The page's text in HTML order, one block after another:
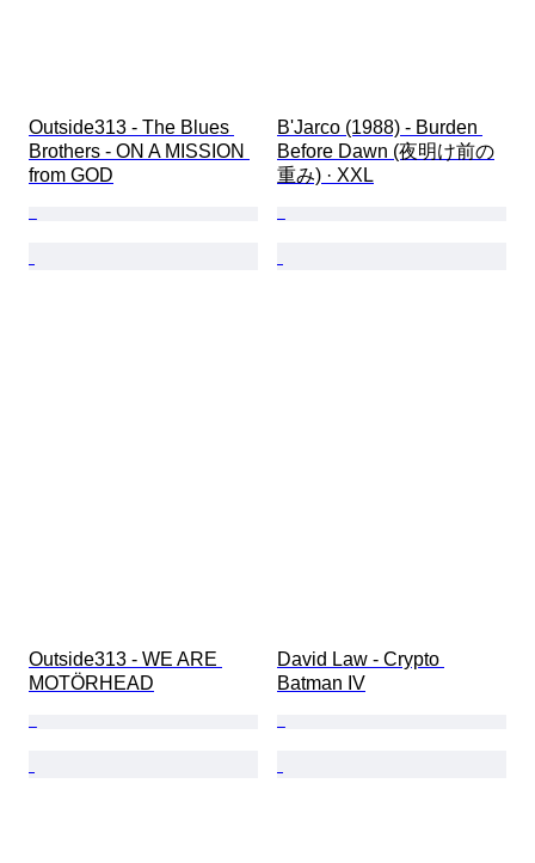
Outside313 - The Blues
Brothers - ON A MISSION
from GOD
B'Jarco (1988) - Burden
Before Dawn (夜明け前の
重み) · XXL
Outside313 - WE ARE
MOTÖRHEAD
David Law - Crypto
Batman IV